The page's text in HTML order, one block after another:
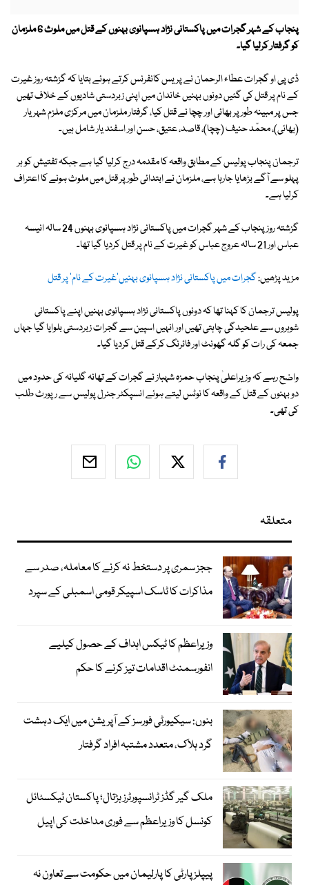
پنجاب کے شہر گجرات میں پاکستانی نژاد ہسپانوی بہنوں کے قتل میں ملوث 6 ملزمان
کو گرفتار کرلیا گیا۔
ڈی پی او گجرات عطاء الرحمان نے پریس کانفرنس کرتے ہوئے بتایا کہ گزشتہ روز غیرت
کے نام پر قتل کی گئیں دونوں بہنیں خاندان میں اپنی زبردستی شادیوں کے خلاف تھیں
جس پر مبینہ طور پر بھائی اور چچا نے قتل کیا، گرفتار ملزمان میں مرکزی ملزم شہریار
(بھائی)، محمّد حنیف (چچا)، قاصد، عتیق، حسن اور اسفند یار شامل ہیں۔
ترجمان پنجاب پولیس کے مطابق واقعہ کا مقدمہ درج کرلیا گیا ہے جبکہ تفتیش کو ہر
پہلو سے آگے بڑھایا جارہا ہے، ملزمان نے ابتدائی طور پر قتل میں ملوث ہونے کا اعتراف
کرلیا ہے۔
گزشتہ روز پنجاب کے شہر گجرات میں پاکستانی نژاد ہسپانوی بہنوں 24 سالہ انیسہ
عباس اور 21 سالہ عروج عباس کو غیرت کے نام پر قتل کردیا گیا تھا۔
مزید پڑھیں:گجرات میں پاکستانی نژاد ہسپانوی بہنیں'غیرت کے نام' پر قتل
پولیس ترجمان کا کہنا تھا کہ دونوں پاکستانی نژاد ہسپانوی بہنیں اپنے پاکستانی
شوہروں سے علحیدگی چاہتی تھیں اور انہیں اسپین سے گجرات زبردستی بلوایا گیا جہاں
جمعہ کی رات کو گلہ گھونٹ اور فائرنگ کرکے قتل کردیا گیا۔
واضح رہے کہ وزیراعلیٰ پنجاب حمزہ شہباز نے گجرات کے تھانہ گلیانہ کی حدود میں
دو بہنوں کے قتل کے واقعہ کا نوٹس لیتے ہوئے انسپکٹر جنرل پولیس سے رپورٹ طلب
کی تھی۔
متعلقہ
ججز سمری پر دستخط نہ کرنے کا معاملہ، صدر سے
مذاکرات کا ٹاسک اسپیکر قومی اسمبلی کے سپرد
وزیراعظم کا ٹیکس اہداف کے حصول کیلیے
انفورسمنٹ اقدامات تیز کرنے کا حکم
بنوں: سیکیورٹی فورسز کے آپریشن میں ایک دہشت
گرد ہلاک، متعدد مشتبہ افراد گرفتار
ملک گیر گڈز ٹرانسپورٹرز ہڑتال؛ پاکستان ٹیکسٹائل
کونسل کا وزیراعظم سے فوری مداخلت کی اپیل
پیپلزپارٹی کا پارلیمان میں حکومت سے تعاون نہ